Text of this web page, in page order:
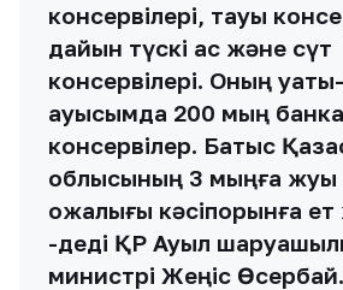
консервілері, тауық
дайын түскі ас және сүт
консервілері. Оның
ауысымда 200 мың банка
консервілер. Батыс
облысының 3 мыңға
қожалығы кәсіпорынға ет
-деді ҚР Ауыл
министрі Жеңіс Өсербай.